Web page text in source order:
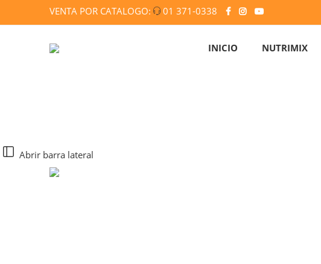
VENTA POR CATALOGO: 01 371-0338
INICIO NUTRIMIX
Abrir barra lateral